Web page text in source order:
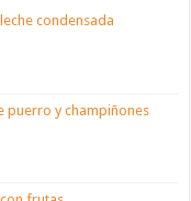
condensada
puerro y champiñones